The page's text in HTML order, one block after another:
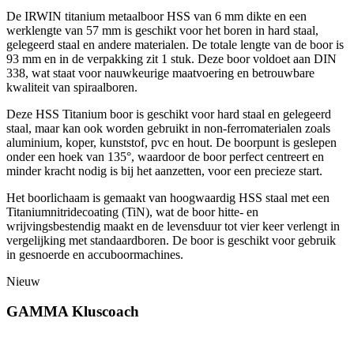
De IRWIN titanium metaalboor HSS van 6 mm dikte en een
werklengte van 57 mm is geschikt voor het boren in hard staal,
gelegeerd staal en andere materialen. De totale lengte van de boor is
93 mm en in de verpakking zit 1 stuk. Deze boor voldoet aan DIN
338, wat staat voor nauwkeurige maatvoering en betrouwbare
kwaliteit van spiraalboren.
Deze HSS Titanium boor is geschikt voor hard staal en gelegeerd
staal, maar kan ook worden gebruikt in non-ferromaterialen zoals
aluminium, koper, kunststof, pvc en hout. De boorpunt is geslepen
onder een hoek van 135°, waardoor de boor perfect centreert en
minder kracht nodig is bij het aanzetten, voor een precieze start.
Het boorlichaam is gemaakt van hoogwaardig HSS staal met een
Titaniumnitridecoating (TiN), wat de boor hitte- en
wrijvingsbestendig maakt en de levensduur tot vier keer verlengt in
vergelijking met standaardboren. De boor is geschikt voor gebruik
in gesnoerde en accuboormachines.
Nieuw
GAMMA Kluscoach